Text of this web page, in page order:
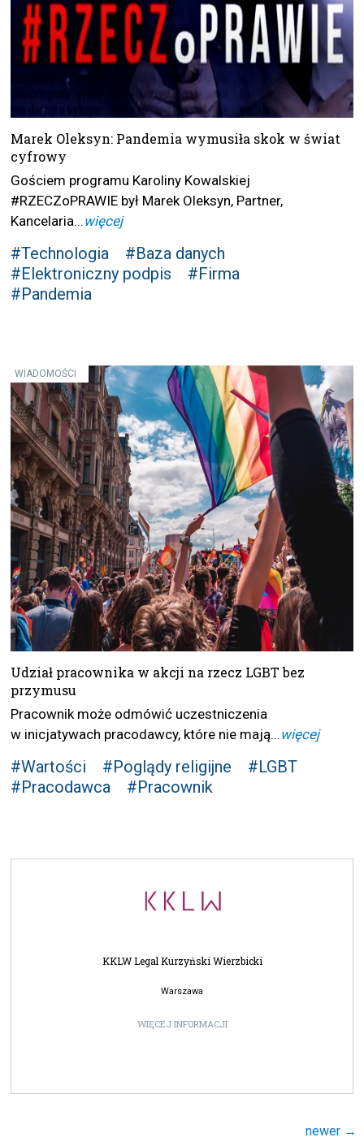
Marek Oleksyn: Pandemia wymusiła skok w świat
cyfrowy
Gościem programu Karoliny Kowalskiej
#RZECZoPRAWIE był Marek Oleksyn, Partner,
Kancelaria...więcej
#Technologia
#Baza danych
#Elektroniczny podpis
#Firma
#Pandemia
WIADOMOŚCI
Udział pracownika w akcji na rzecz LGBT bez
przymusu
Pracownik może odmówić uczestniczenia
w inicjatywach pracodawcy, które nie mają...więcej
#Wartości #Poglądy religijne
#LGBT
#Pracodawca
#Pracownik
KKLW Legal Kurzyński Wierzbicki
Warszawa
WIĘCEJ INFORMACJI
newer →